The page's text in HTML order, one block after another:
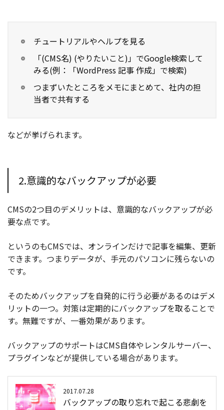
チュートリアルやヘルプを見る
「(CMS名) (やりたいこと)」でGoogle検索して
みる(例：「WordPress 記事 作成」で検索)
つまずいたところをメモにまとめて、社内の担
当者で共有する
などが挙げられます。
2.意識的なバックアップが必要
CMSの2つ目のデメリットは、意識的なバックアップが必
要な点です。
というのもCMSでは、オンラインだけで記事を編集、更新
できます。つまりデータが、手元のパソコンに残らないの
です。
そのためバックアップを自発的に行う必要があるのはデメ
リットの一つ。対策は定期的にバックアップを取ることで
す。無難ですが、一番効果があります。
バックアップのサポートはCMS自体やレンタルサーバー、
プラグインなどが提供している場合があります。
2017.07.28
バックアップの取り忘れで起こる悲劇を